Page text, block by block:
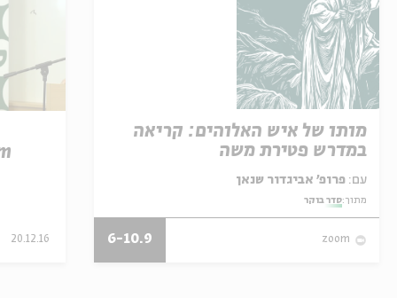
מותו של איש האלוהים: קריאה
במדרש פטירת משה
עם:
מתוך:סדר בוקר
zoom
6-10.9
20.12.16